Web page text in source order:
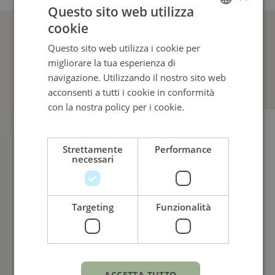
GUARDA ANCHE
Questo sito web utilizza
cookie
Questo sito web utilizza i cookie per
migliorare la tua esperienza di
navigazione. Utilizzando il nostro sito web
acconsenti a tutti i cookie in conformità
con la nostra policy per i cookie.
Strettamente
necessari
Performance
Targeting Funzionalità